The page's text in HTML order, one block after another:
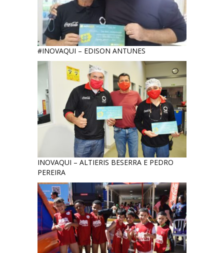
#INOVAQUI – EDISON ANTUNES
INOVAQUI – ALTIERIS BESERRA E PEDRO
PEREIRA